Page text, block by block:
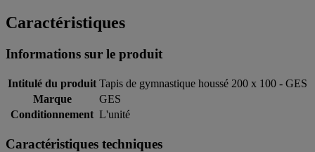
Caractéristiques
Informations sur le produit
Intitulé du produit Tapis de gymnastique houssé 200 x 100 - GES
Marque
GES
Conditionnement L'unité
Caractéristiques techniques